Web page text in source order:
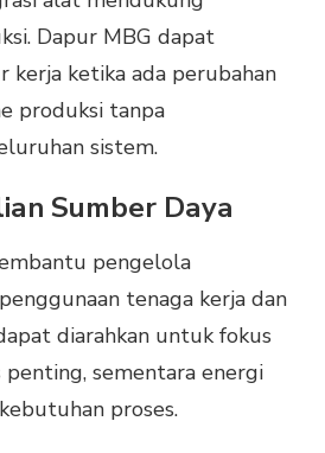
Dapur MBG dapat
kerja ketika ada perubahan
produksi tanpa
sistem.
Sumber Daya
pengelola
tenaga kerja dan
diarahkan untuk fokus
sementara energi
proses.